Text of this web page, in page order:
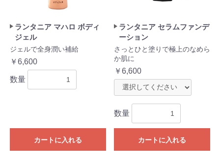
ランタニア マハロ ボディ
ジェル
ジェルで全身潤い補給
￥6,600
数量
カートに入れる
ランタニア セラムファンデ
ーション
さっとひと塗りで極上のなめら
か肌に
￥6,600
数量
カートに入れる